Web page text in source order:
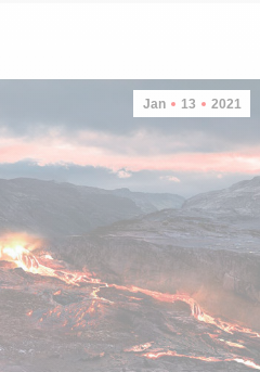
Jan 13 2021